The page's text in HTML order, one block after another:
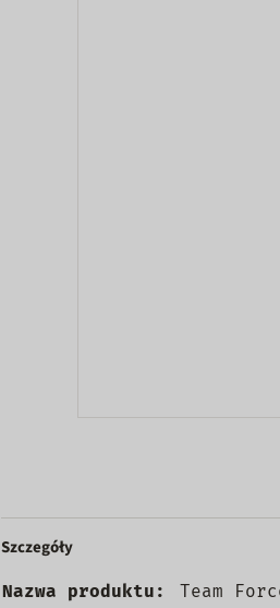
Szczegóły
Nazwa produktu:
Team